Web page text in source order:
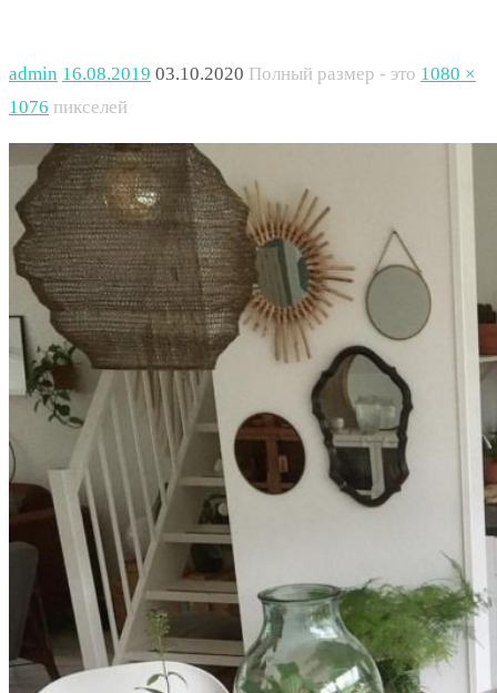
admin 16.08.2019 03.10.2020 Полный размер - это 1080 ×
1076 пикселей